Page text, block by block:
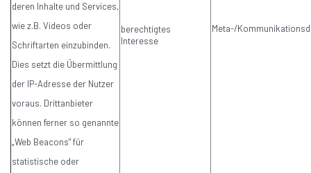
deren Inhalte und Services,
wie z.B. Videos oder
Schriftarten einzubinden.
Dies setzt die Übermittlung
der IP-Adresse der Nutzer
voraus. Drittanbieter
können ferner so genannte
„Web Beacons" für
statistische oder
berechtigtes
Interesse
Meta-/